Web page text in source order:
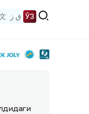
ق ز ЎЗ